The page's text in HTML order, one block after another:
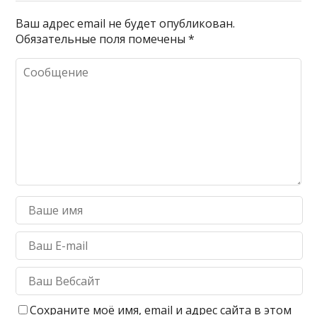
Ваш адрес email не будет опубликован.
Обязательные поля помечены*
Сохраните моё имя, email и адрес сайта в этом